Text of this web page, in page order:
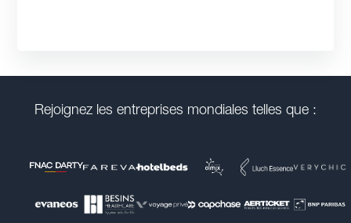
Rejoignez les entreprises mondiales telles que :